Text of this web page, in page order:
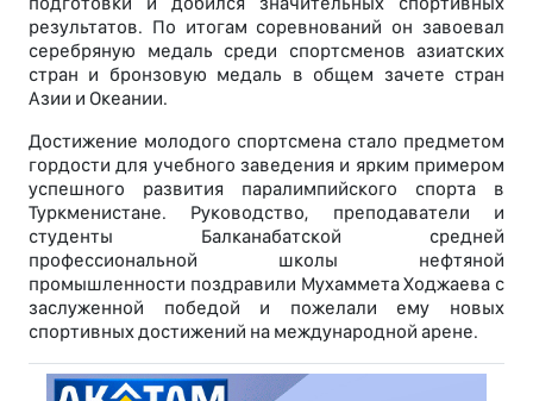
результатов. По итогам соревнований он завоевал
серебряную медаль среди спортсменов азиатских
стран и бронзовую медаль в общем зачете стран
Азии и Океании.
Достижение молодого спортсмена стало предметом
гордости для учебного заведения и ярким примером
успешного развития паралимпийского спорта в
Туркменистане. Руководство, преподаватели и
студенты Балканабатской средней
профессиональной школы нефтяной
промышленности поздравили Мухаммета Ходжаева с
заслуженной победой и пожелали ему новых
спортивных достижений на международной арене.